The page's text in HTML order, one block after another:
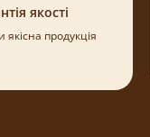
якості
якісна продукція